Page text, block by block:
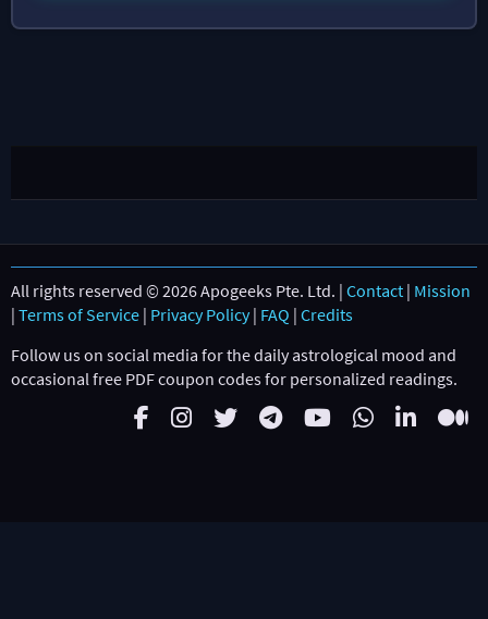
All rights reserved © 2026 Apogeeks Pte. Ltd. | Contact | Mission
| Terms of Service | Privacy Policy| FAQ | Credits
Follow us on social media for the daily astrological mood and
occasional free PDF coupon codes for personalized readings.